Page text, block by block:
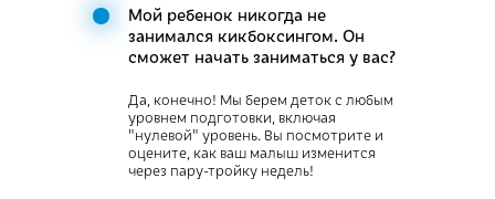
Мой ребенок никогда не
занимался кикбоксингом. Он
сможет начать заниматься у вас?
Да, конечно! Мы берем деток с любым
уровнем подготовки, включая
"нулевой" уровень. Вы посмотрите и
оцените, как ваш малыш изменится
через пару-тройку недель!